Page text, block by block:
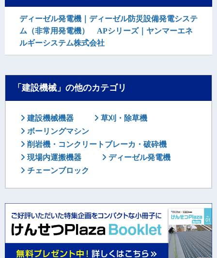
ディーゼル発電機｜ディーゼル防災設備発電システ
ム（非常用発電機） APシリーズ｜ヤンマーエネ
ルギーシステム株式会社
「建設機械」の他のカテゴリ
建設機械機器
草刈・除草機
ボーリングマシン
削岩機・コンクリートブレーカ・破砕機
現場内運搬機器
ディーゼル発電機
チェーンブロック